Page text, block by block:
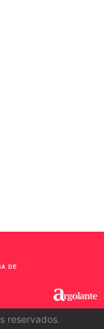
DE
reservados.